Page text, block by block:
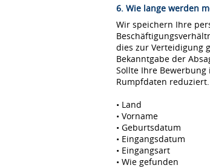
6. Wie lange werden
Wir speichern Ihre
dies zur Verteidigung
Bekanntgabe der
Sollte Ihre
Rumpfdaten
• Land
• Vorname
• Geburtsdatum
• Eingangsdatum
• Eingangsart
• Wie gefunden